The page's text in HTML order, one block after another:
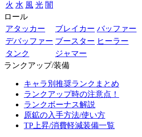
火 水 風 光 闇
ロール
アタッカー
ブレイカー バッファー
デバッファー ブースター ヒーラー
タンク
ジャマー
ランクアップ/装備
キャラ別推奨ランクまとめ
ランクアップ時の注意点！
ランクボーナス解説
原鉱の入手方法/使い方
TP上昇/消費軽減装備一覧